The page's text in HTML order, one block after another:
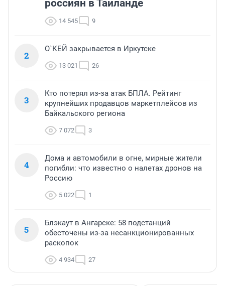
россиян в Таиланде
14 545 9
2
О`КЕЙ закрывается в Иркутске
13 021 26
3
Кто потерял из-за атак БПЛА. Рейтинг
крупнейших продавцов маркетплейсов из
Байкальского региона
7 072 3
4
Дома и автомобили в огне, мирные жители
погибли: что известно о налетах дронов на
Россию
5 022 1
5
Блэкаут в Ангарске: 58 подстанций
обесточены из-за несанкционированных
раскопок
4 934 27